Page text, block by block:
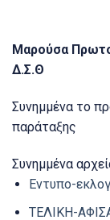
Μαρούσα
Δ.Σ.Θ
Συνημμένα το
παράταξης
Συνημμένα
Εντυπο-
ΤΕΛΙΚΗ-